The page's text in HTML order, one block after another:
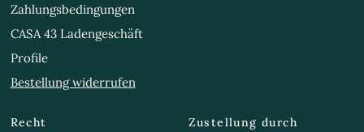
Zahlungsbedingungen
CASA 43 Ladengeschäft
Profile
Bestellung widerrufen
Recht Zustellung durch